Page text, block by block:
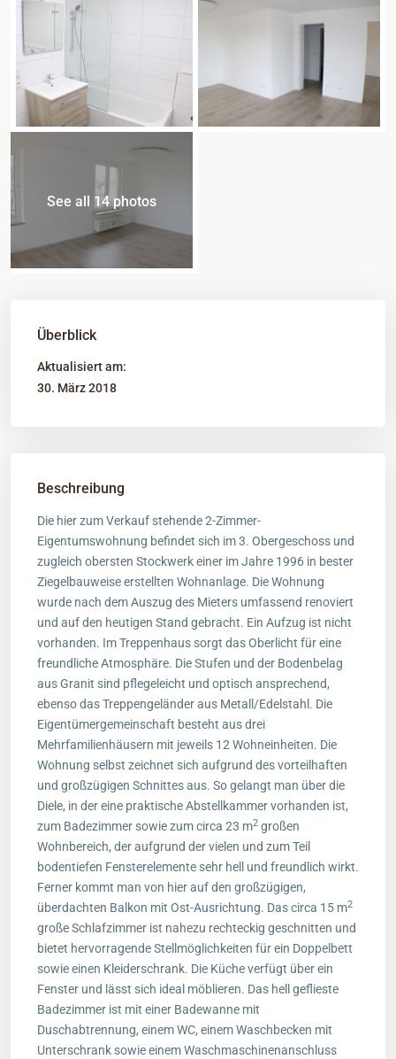
See all 14 photos
Überblick
Aktualisiert am:
30. März 2018
Beschreibung
Die hier zum Verkauf stehende 2-Zimmer-
Eigentumswohnung befindet sich im 3. Obergeschoss und
zugleich obersten Stockwerk einer im Jahre 1996 in bester
Ziegelbauweise erstellten Wohnanlage. Die Wohnung
wurde nach dem Auszug des Mieters umfassend renoviert
und auf den heutigen Stand gebracht. Ein Aufzug ist nicht
vorhanden. Im Treppenhaus sorgt das Oberlicht für eine
freundliche Atmosphäre. Die Stufen und der Bodenbelag
aus Granit sind pflegeleicht und optisch ansprechend,
ebenso das Treppengeländer aus Metall/Edelstahl. Die
Eigentümergemeinschaft besteht aus drei
Mehrfamilienhäusern mit jeweils 12 Wohneinheiten. Die
Wohnung selbst zeichnet sich aufgrund des vorteilhaften
und großzügigen Schnittes aus. So gelangt man über die
Diele, in der eine praktische Abstellkammer vorhanden ist,
zum Badezimmer sowie zum circa 23 m2 großen
Wohnbereich, der aufgrund der vielen und zum Teil
bodentiefen Fensterelemente sehr hell und freundlich wirkt.
Ferner kommt man von hier auf den großzügigen,
überdachten Balkon mit Ost-Ausrichtung. Das circa 15 m2
große Schlafzimmer ist nahezu rechteckig geschnitten und
bietet hervorragende Stellmöglichkeiten für ein Doppelbett
sowie einen Kleiderschrank. Die Küche verfügt über ein
Fenster und lässt sich ideal möblieren. Das hell geflieste
Badezimmer ist mit einer Badewanne mit
Duschabtrennung, einem WC, einem Waschbecken mit
Unterschrank sowie einem Waschmaschinenanschluss